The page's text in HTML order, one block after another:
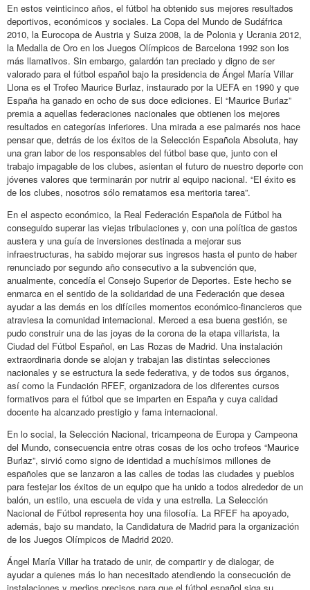
En estos veinticinco años, el fútbol ha obtenido sus mejores resultados
deportivos, económicos y sociales. La Copa del Mundo de Sudáfrica
2010, la Eurocopa de Austria y Suiza 2008, la de Polonia y Ucrania 2012,
la Medalla de Oro en los Juegos Olímpicos de Barcelona 1992 son los
más llamativos. Sin embargo, galardón tan preciado y digno de ser
valorado para el fútbol español bajo la presidencia de Ángel María Villar
Llona es el Trofeo Maurice Burlaz, instaurado por la UEFA en 1990 y que
España ha ganado en ocho de sus doce ediciones. El “Maurice Burlaz”
premia a aquellas federaciones nacionales que obtienen los mejores
resultados en categorías inferiores. Una mirada a ese palmarés nos hace
pensar que, detrás de los éxitos de la Selección Española Absoluta, hay
una gran labor de los responsables del fútbol base que, junto con el
trabajo impagable de los clubes, asientan el futuro de nuestro deporte con
jóvenes valores que terminarán por nutrir al equipo nacional. “El éxito es
de los clubes, nosotros sólo rematamos esa meritoria tarea”.
En el aspecto económico, la Real Federación Española de Fútbol ha
conseguido superar las viejas tribulaciones y, con una política de gastos
austera y una guía de inversiones destinada a mejorar sus
infraestructuras, ha sabido mejorar sus ingresos hasta el punto de haber
renunciado por segundo año consecutivo a la subvención que,
anualmente, concedía el Consejo Superior de Deportes. Este hecho se
enmarca en el sentido de la solidaridad de una Federación que desea
ayudar a las demás en los difíciles momentos económico-financieros que
atraviesa la comunidad internacional. Merced a esa buena gestión, se
pudo construir una de las joyas de la corona de la etapa villarista, la
Ciudad del Fútbol Español, en Las Rozas de Madrid. Una instalación
extraordinaria donde se alojan y trabajan las distintas selecciones
nacionales y se estructura la sede federativa, y de todos sus órganos,
así como la Fundación RFEF, organizadora de los diferentes cursos
formativos para el fútbol que se imparten en España y cuya calidad
docente ha alcanzado prestigio y fama internacional.
En lo social, la Selección Nacional, tricampeona de Europa y Campeona
del Mundo, consecuencia entre otras cosas de los ocho trofeos “Maurice
Burlaz”, sirvió como signo de identidad a muchísimos millones de
españoles que se lanzaron a las calles de todas las ciudades y pueblos
para festejar los éxitos de un equipo que ha unido a todos alrededor de un
balón, un estilo, una escuela de vida y una estrella. La Selección
Nacional de Fútbol representa hoy una filosofía. La RFEF ha apoyado,
además, bajo su mandato, la Candidatura de Madrid para la organización
de los Juegos Olímpicos de Madrid 2020.
Ángel María Villar ha tratado de unir, de compartir y de dialogar, de
ayudar a quienes más lo han necesitado atendiendo la consecución de